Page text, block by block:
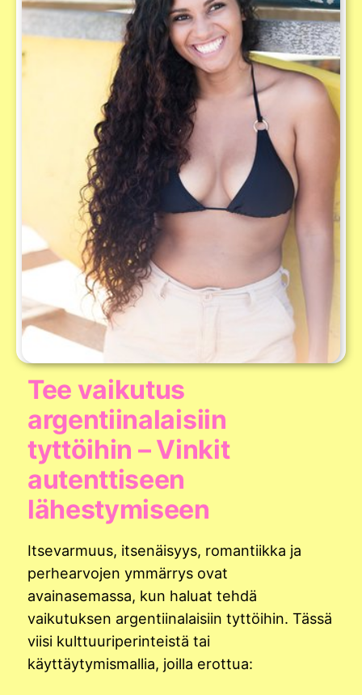
Tee vaikutus
argentiinalaisiin
tyttöihin – Vinkit
autenttiseen
lähestymiseen
Itsevarmuus, itsenäisyys, romantiikka ja
perhearvojen ymmärrys ovat
avainasemassa, kun haluat tehdä
vaikutuksen argentiinalaisiin tyttöihin. Tässä
viisi kulttuuriperinteistä tai
käyttäytymismallia, joilla erottua: